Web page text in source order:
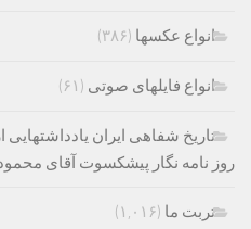
انواع عکسها (۳۸۶)
انواع فایلهای صوتی (۶۱)
تاریخ شفاهی ایران
روز نامه نگار پیشکسوت آقای
تربت ما (۱,۰۱۶)